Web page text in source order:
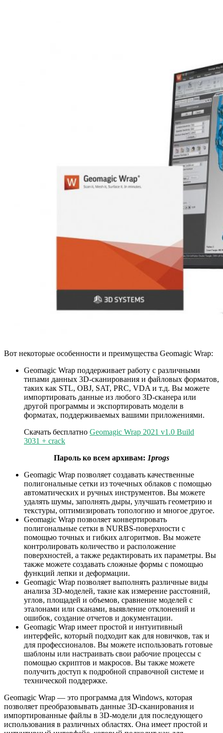
Вот некоторые особенности и преимущества Geomagic Wrap:
Geomagic Wrap поддерживает работу с различными
типами данных 3D-сканирования и файловых форматов,
таких как STL, OBJ, SAT, PRC, VDA и т.д. Вы можете
импортировать данные из любого 3D-сканера или
другой программы и экспортировать модели в
форматах, поддерживаемых вашими приложениями.
Скачать бесплатно Geomagic Wrap 2021 v1.0 Build
3031 + crack
Пароль ко всем архивам: 1progs
Geomagic Wrap позволяет создавать качественные
полигональные сетки из точечных облаков с помощью
автоматических и ручных инструментов. Вы можете
удалять шумы, заполнять дыры, улучшать геометрию и
текстуры, оптимизировать топологию и многое другое.
Geomagic Wrap позволяет конвертировать
полигональные сетки в NURBS-поверхности с
помощью точных и гибких алгоритмов. Вы можете
контролировать количество и расположение
поверхностей, а также редактировать их параметры. Вы
также можете создавать сложные формы с помощью
функций лепки и деформации.
Geomagic Wrap позволяет выполнять различные виды
анализа 3D-моделей, такие как измерение расстояний,
углов, площадей и объемов, сравнение моделей с
эталонами или сканами, выявление отклонений и
ошибок, создание отчетов и документации.
Geomagic Wrap имеет простой и интуитивный
интерфейс, который подходит как для новичков, так и
для профессионалов. Вы можете использовать готовые
шаблоны или настраивать свои рабочие процессы с
помощью скриптов и макросов. Вы также можете
получить доступ к подробной справочной системе и
технической поддержке.
Geomagic Wrap — это программа для Windows, которая
позволяет преобразовывать данные 3D-сканирования и
импортированные файлы в 3D-модели для последующего
использования в различных областях. Она имеет простой и